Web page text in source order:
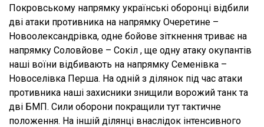
Покровському напрямку українські оборонці відбили
дві атаки противника на напрямку Очеретине –
Новоолександрівка, одне бойове зіткнення триває на
напрямку Соловйове – Сокіл , ще одну атаку окупантів
наші воїни відбивають на напрямку Семенівка –
Новоселівка Перша. На одній з ділянок під час атаки
противника наші захисники знищили ворожий танк та
дві БМП. Сили оборони покращили тут тактичне
положення. На іншій ділянці внаслідок інтенсивного